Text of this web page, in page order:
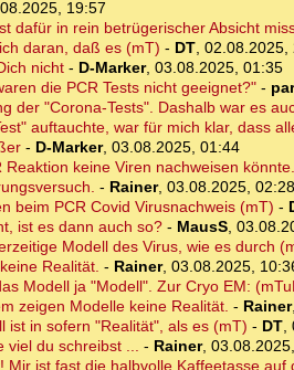
19:57
dafür in rein betrügerischer Absicht
daran, daß es (mT) - DT, 02.08.2025,
nicht- D-Marker, 03.08.2025, 01:35
die PCR Tests nicht geeignet?"-
der "Corona-Tests". Dashalb war es
auftauchte, war für mich klar, dass
- D-Marker, 03.08.2025, 01:44
keine Viren nachweisen
- Rainer, 03.08.2025, 02:28
beim PCR Covid Virusnachweis (mT) -
ist es dann auch so?- MausS,
Modell des Virus, wie es durch
Realität. - Rainer, 03.08.2025,
Modell ja "Modell". Zur Cryo EM:
zeigen Modelle keine Realität. - Rainer,
ist in sofern "Realität", als es (mT) - DT,
viel du schreibst ... - Rainer,
Mir ist fast die halbvolle Kaffeetasse auf